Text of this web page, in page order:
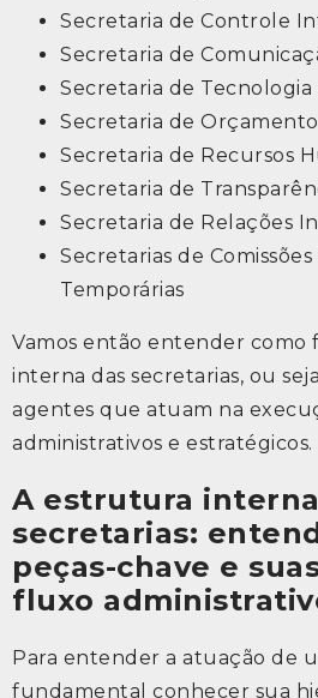
Secretaria de Controle
Secretaria de
Secretaria de
Secretaria de
Secretaria de Recursos
Secretaria de
Secretaria de Relações
Secretarias de
Temporárias
Vamos então entender
interna das secretarias, ou
agentes que atuam na
administrativos e estratégicos.
A estrutura
secretarias:
peças-chave e
fluxo
Para entender a atuação de
fundamental conhecer sua